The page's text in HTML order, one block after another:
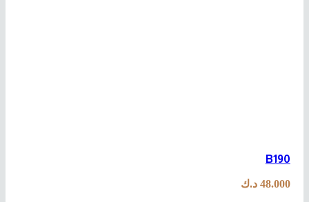
B190
48.000 د.ك